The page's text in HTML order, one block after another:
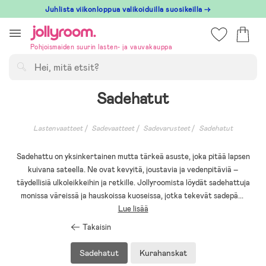
till
innehållet
Juhlista viikonloppua valikoiduilla suosikeilla →
Pohjoismaiden suurin lasten- ja vauvakauppa
Sadehatut
Lastenvaatteet Sadevaatteet Sadevarusteet Sadehatut
Sadehattu on yksinkertainen mutta tärkeä asuste, joka pitää lapsen
kuivana sateella. Ne ovat kevyitä, joustavia ja vedenpitäviä –
täydellisiä ulkoleikkeihin ja retkille. Jollyroomista löydät sadehattuja
monissa väreissä ja hauskoissa kuoseissa, jotka tekevät sadepä...
Lue lisää
Takaisin
Sadehatut Kurahanskat